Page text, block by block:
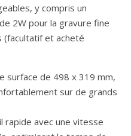
y compris un
2W pour la gravure fine
(facultatif et acheté
surface de 498 x 319 mm,
sur de grands
rapide avec une vitesse